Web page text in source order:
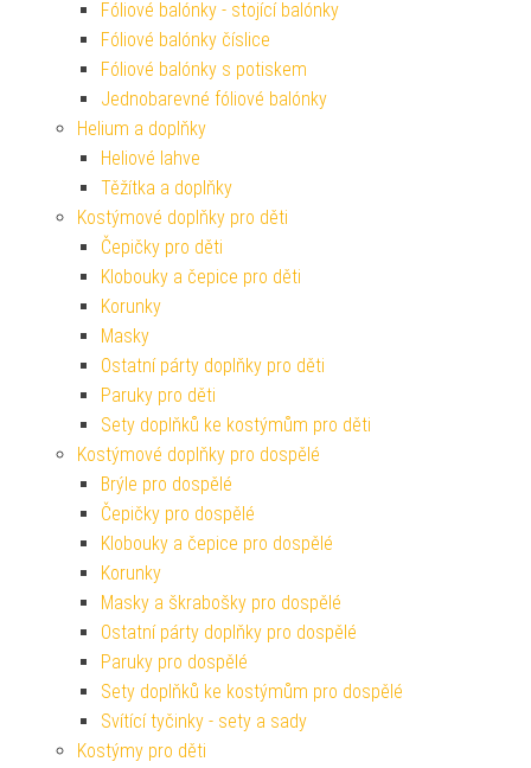
Fóliové balónky - stojící balónky
Fóliové balónky číslice
Fóliové balónky s potiskem
Jednobarevné fóliové balónky
Helium a doplňky
Heliové lahve
Těžítka a doplňky
Kostýmové doplňky pro děti
Čepičky pro děti
Klobouky a čepice pro děti
Korunky
Masky
Ostatní párty doplňky pro děti
Paruky pro děti
Sety doplňků ke kostýmům pro děti
Kostýmové doplňky pro dospělé
Brýle pro dospělé
Čepičky pro dospělé
Klobouky a čepice pro dospělé
Korunky
Masky a škrabošky pro dospělé
Ostatní párty doplňky pro dospělé
Paruky pro dospělé
Sety doplňků ke kostýmům pro dospělé
Svítící tyčinky - sety a sady
Kostýmy pro děti